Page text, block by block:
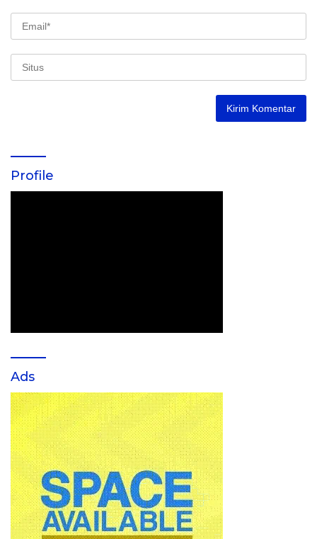
Profile
Ads